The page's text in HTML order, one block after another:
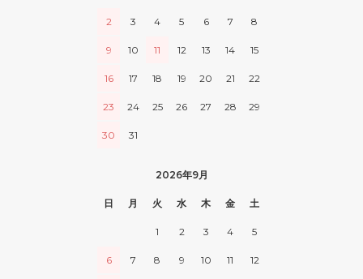
2 3 4 5 6 7 8
9 10 11 12 13 14 15
16 17 18 19 20 21 22
23 24 25 26 27 28 29
30 31
2026年9月
日 月 火 水 木 金 土
1 2 3 4 5
6 7 8 9 10 11 12